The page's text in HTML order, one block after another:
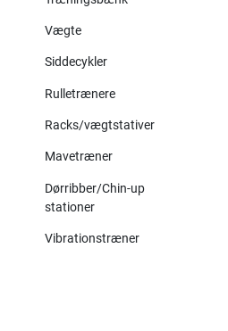
Vægte
Siddecykler
Rulletrænere
Racks/vægtstativer
Mavetræner
Dørribber/Chin-up
stationer
Vibrationstræner